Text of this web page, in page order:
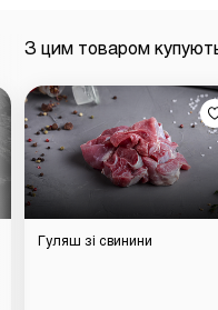
З цим товаром
Гуляш зі свинини